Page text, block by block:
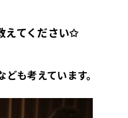
えてください✩
も考えています。